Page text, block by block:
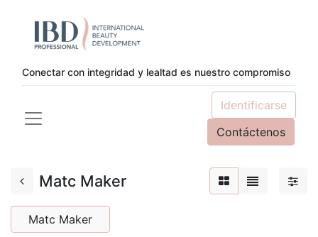
Conectar con integridad y lealtad es nuestro compromiso
Identificarse
Contáctenos
Matc Maker
Matc Maker